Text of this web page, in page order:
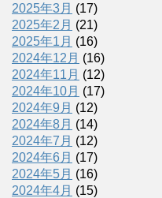
2025年3月 (17)
2025年2月 (21)
2025年1月 (16)
2024年12月 (16)
2024年11月 (12)
2024年10月 (17)
2024年9月 (12)
2024年8月 (14)
2024年7月 (12)
2024年6月 (17)
2024年5月 (16)
2024年4月 (15)